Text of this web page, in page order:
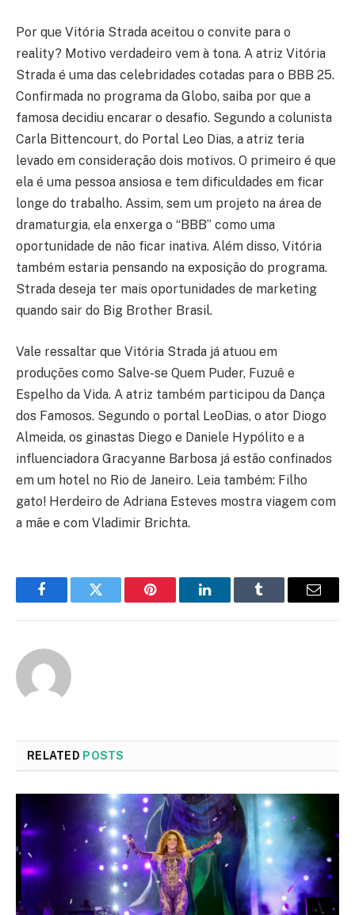
Por que Vitória Strada aceitou o convite para o
reality? Motivo verdadeiro vem à tona. A atriz Vitória
Strada é uma das celebridades cotadas para o BBB 25.
Confirmada no programa da Globo, saiba por que a
famosa decidiu encarar o desafio. Segundo a colunista
Carla Bittencourt, do Portal Leo Dias, a atriz teria
levado em consideração dois motivos. O primeiro é que
ela é uma pessoa ansiosa e tem dificuldades em ficar
longe do trabalho. Assim, sem um projeto na área de
dramaturgia, ela enxerga o “BBB” como uma
oportunidade de não ficar inativa. Além disso, Vitória
também estaria pensando na exposição do programa.
Strada deseja ter mais oportunidades de marketing
quando sair do Big Brother Brasil.
Vale ressaltar que Vitória Strada já atuou em
produções como Salve-se Quem Puder, Fuzuê e
Espelho da Vida. A atriz também participou da Dança
dos Famosos. Segundo o portal LeoDias, o ator Diogo
Almeida, os ginastas Diego e Daniele Hypólito e a
influenciadora Gracyanne Barbosa já estão confinados
em um hotel no Rio de Janeiro. Leia também: Filho
gato! Herdeiro de Adriana Esteves mostra viagem com
a mãe e com Vladimir Brichta.
FacebookTwitter Pinterest LinkedInTumblr Email
RELATED POSTS